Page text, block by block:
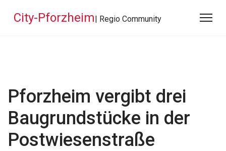
City-Pforzheim| Regio Community
Pforzheim vergibt drei
Baugrundstücke in der
Postwiesenstraße